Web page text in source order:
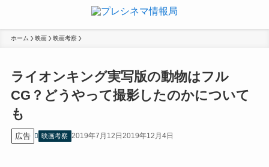
ホーム 映画 映画考察
ライオンキング実写版の動物はフル
CG？どうやって撮影したのかについて
も
広告 映画考察 2019年7月12日2019年12月4日